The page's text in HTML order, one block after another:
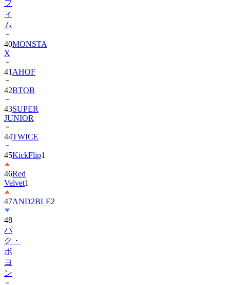
ム
40
X
41
42 BTOB
43SUPER
JUNIOR
44TWICE
45KickFlip
46Red
Velvet
47AND2BLE
48
パ
ク・
ボ
ヨ
ン
49
Ji-